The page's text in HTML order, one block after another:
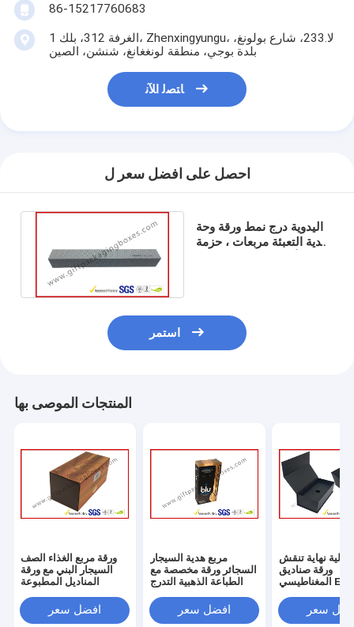
86-15217760683
الغرفة 312، بلك 1، Zhenxingyungu، لا.233، شارع بولونغ،
بلدة بوجي، منطقة لونغغانغ، شنشن، الصين
ﺎﺘﺼﻟ ﺍﻶﻧ
احصل على افضل سعر ل
اليدوية درج نمط ورقة وحة
هدية التعبئة مربعات ، حزمة
استمر
المنتجات الموصى بها
ورقة مربع الغذاء الصف
السيجار البني مع ورقة
المناديل المطبوعة
افضل سعر
مربع هدية السيجار
السجائر ورقة مخصصة مع
الطباعة الذهبية التدرج
افضل سعر
نهاية تنقش
ورقة صناديق
المغناطيسي E- السيجار
سعر